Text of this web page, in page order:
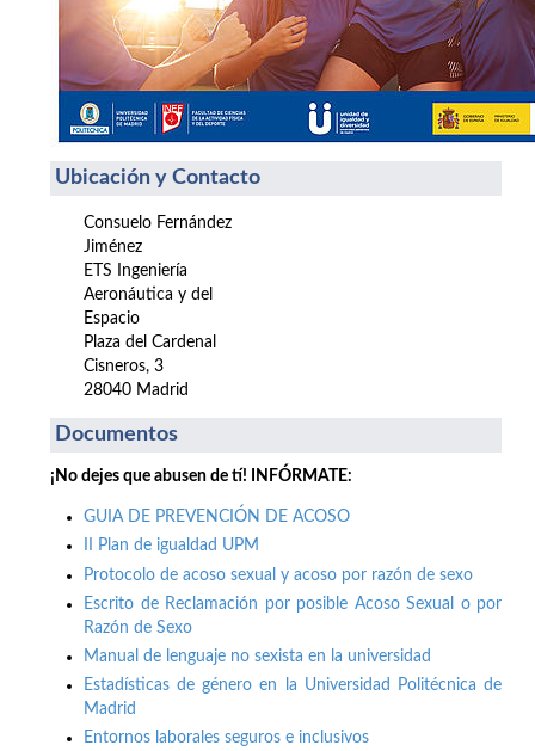
Ubicación y Contacto
Consuelo Fernández
Jiménez
ETS Ingeniería
Aeronáutica y del
Espacio
Plaza del Cardenal
Cisneros, 3
28040 Madrid
Documentos
¡No dejes que abusen de tí! INFÓRMATE:
GUIA DE PREVENCIÓN DE ACOSO
II Plan de igualdad UPM
Protocolo de acoso sexual y acoso por razón de sexo
Escrito de Reclamación por posible Acoso Sexual o por
Razón de Sexo
Manual de lenguaje no sexista en la universidad
Estadísticas de género en la Universidad Politécnica de
Madrid
Entornos laborales seguros e inclusivos